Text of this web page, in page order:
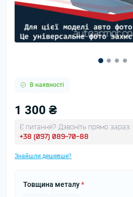
В наявності
1 300 ₴
Є питання? Дзвоніть прямо зараз:
+38 (097) 089-70-88
Знайшли дешевше?
Товщина металу*